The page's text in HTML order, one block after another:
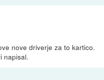
nove driverje za to kartico.
napisal.